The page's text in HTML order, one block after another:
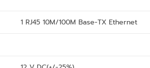
1 RJ45 10M/100M Base-TX Ethernet